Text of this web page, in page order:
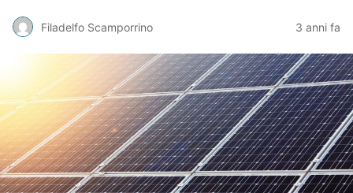
Filadelfo Scamporrino 3 anni fa